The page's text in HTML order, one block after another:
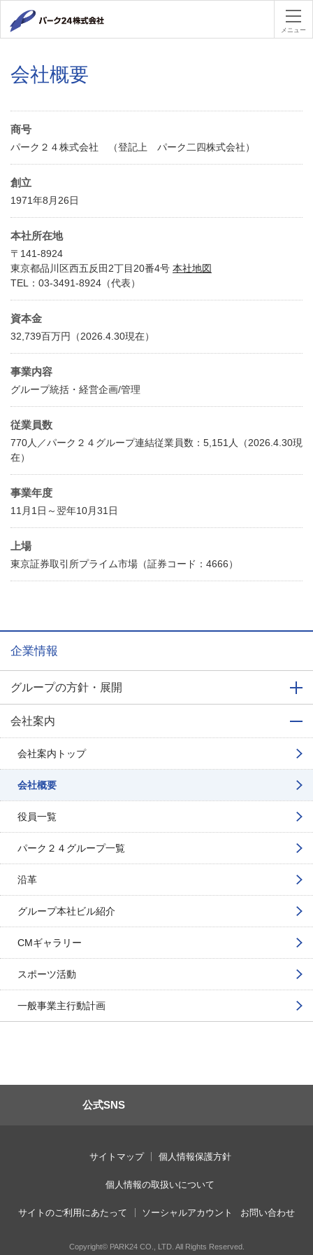
パーク２
メニュー
会社概要
商号
パーク２４株式会社 （登記上 パーク二四株式会社）
創立
1971年8月26日
本社所在地
〒141-8924
東京都品川区西五反田2丁目20番4号 本社地図
TEL：03-3491-8924（代表）
資本金
32,739百万円（2026.4.30現在）
事業内容
グループ統括・経営企画/管理
従業員数
770人／パーク２４グループ連結従業員数：5,151人（2026.4.30現
在）
事業年度
11月1日～翌年10月31日
上場
東京証券取引所プライム市場（証券コード：4666）​
企業情報
グループの方針・展開
会社案内
会社案内トップ
会社概要
役員一覧
パーク２４グループ一覧
沿革
グループ本社ビル紹介
CMギャラリー
スポーツ活動
一般事業主行動計画
公式SNS
サイトマップ 個人情報保護方針
個人情報の取扱いについて
サイトのご利用にあたって ソーシャルアカウント お問い合わせ
Copyright© PARK24 CO., LTD. All Rights Reserved.